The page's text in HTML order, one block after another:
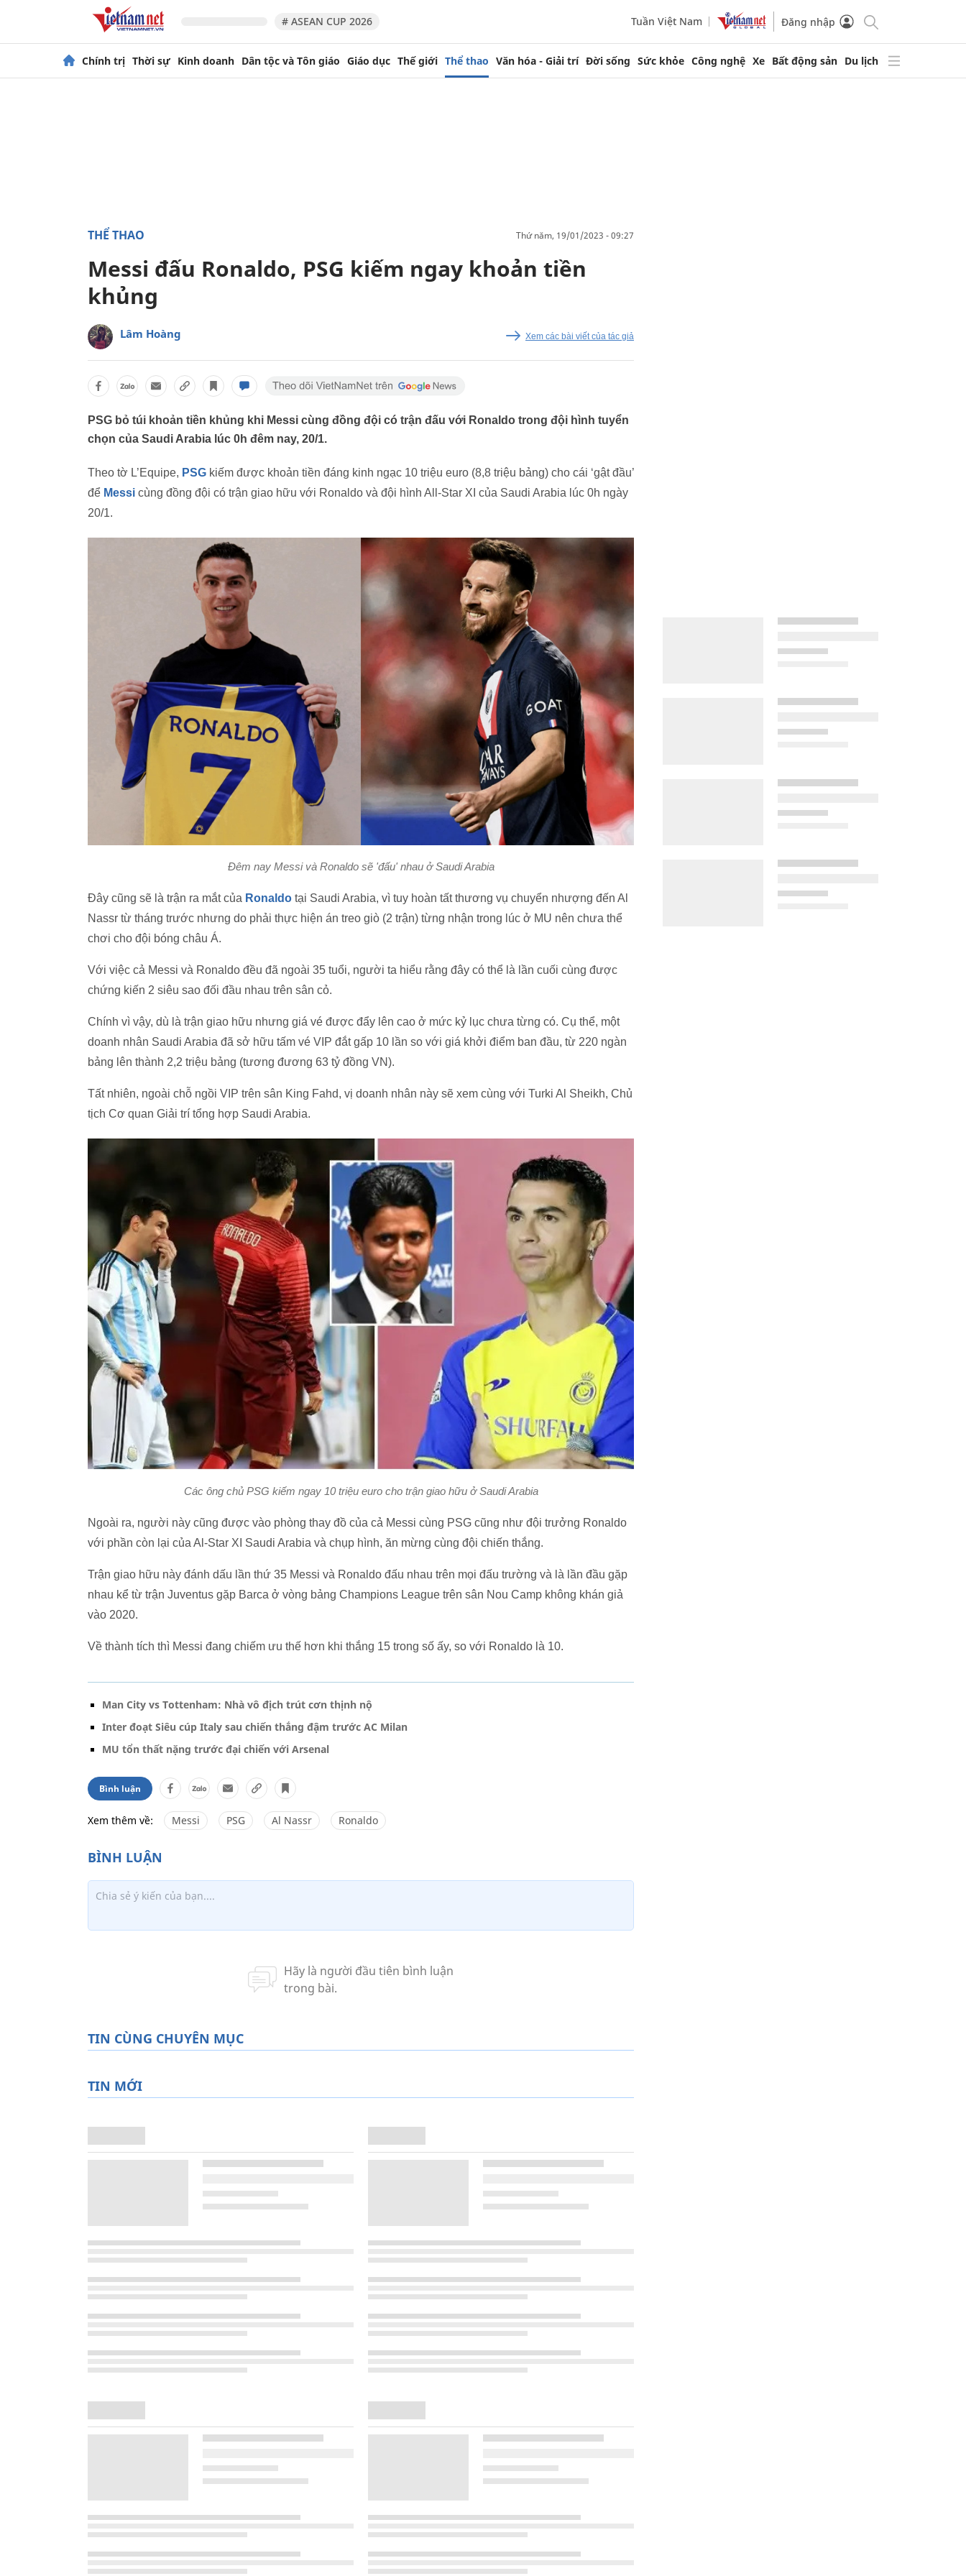
# ASEAN CUP 2026 Tuần Việt Nam Đăng nhập
Chính trị Thời sự Kinh doanh Dân tộc và Tôn giáo Giáo dục Thế giới Thể thao Văn hóa - Giải trí Đời sống Sức khỏe Công nghệ Xe Bất động sản Du lịch
THỂ THAO thứ năm, 19/01/2023 - 09:27
Messi đấu Ronaldo, PSG kiếm ngay khoản tiền
khủng
Lâm Hoàng Xem các bài viết của tác giả
PSG bỏ túi khoản tiền khủng khi Messi cùng đồng đội có trận đấu với Ronaldo trong đội hình tuyển
chọn của Saudi Arabia lúc 0h đêm nay, 20/1.
Theo tờ L’Equipe, PSG kiếm được khoản tiền đáng kinh ngạc 10 triệu euro (8,8 triệu bảng) cho cái ‘gật đầu’
để Messi cùng đồng đội có trận giao hữu với Ronaldo và đội hình All-Star XI của Saudi Arabia lúc 0h ngày
20/1.
Đêm nay Messi và Ronaldo sẽ 'đấu' nhau ở Saudi Arabia
Đây cũng sẽ là trận ra mắt của Ronaldo tại Saudi Arabia, vì tuy hoàn tất thương vụ chuyển nhượng đến Al
Nassr từ tháng trước nhưng do phải thực hiện án treo giò (2 trận) từng nhận trong lúc ở MU nên chưa thể
chơi cho đội bóng châu Á.
Với việc cả Messi và Ronaldo đều đã ngoài 35 tuổi, người ta hiểu rằng đây có thể là lần cuối cùng được
chứng kiến 2 siêu sao đối đầu nhau trên sân cỏ.
Chính vì vậy, dù là trận giao hữu nhưng giá vé được đẩy lên cao ở mức kỷ lục chưa từng có. Cụ thể, một
doanh nhân Saudi Arabia đã sở hữu tấm vé VIP đắt gấp 10 lần so với giá khởi điểm ban đầu, từ 220 ngàn
bảng lên thành 2,2 triệu bảng (tương đương 63 tỷ đồng VN).
Tất nhiên, ngoài chỗ ngồi VIP trên sân King Fahd, vị doanh nhân này sẽ xem cùng với Turki Al Sheikh, Chủ
tịch Cơ quan Giải trí tổng hợp Saudi Arabia.
Các ông chủ PSG kiếm ngay 10 triệu euro cho trận giao hữu ở Saudi Arabia
Ngoài ra, người này cũng được vào phòng thay đồ của cả Messi cùng PSG cũng như đội trưởng Ronaldo
với phần còn lại của Al-Star XI Saudi Arabia và chụp hình, ăn mừng cùng đội chiến thắng.
Trận giao hữu này đánh dấu lần thứ 35 Messi và Ronaldo đấu nhau trên mọi đấu trường và là lần đầu gặp
nhau kể từ trận Juventus gặp Barca ở vòng bảng Champions League trên sân Nou Camp không khán giả
vào 2020.
Về thành tích thì Messi đang chiếm ưu thế hơn khi thắng 15 trong số ấy, so với Ronaldo là 10.
Man City vs Tottenham: Nhà vô địch trút cơn thịnh nộ
Inter đoạt Siêu cúp Italy sau chiến thắng đậm trước AC Milan
MU tổn thất nặng trước đại chiến với Arsenal
Bình luận
Xem thêm về: Messi PSG Al Nassr Ronaldo
TIN CÙNG CHUYÊN MỤC
TIN MỚI